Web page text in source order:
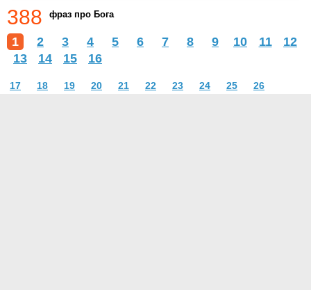
388 фраз про Бога
1 2 3 4 5 6 7 8 9 10 11
12
13
14 15 16
17 18 19 20 21 22 23 24 25 26